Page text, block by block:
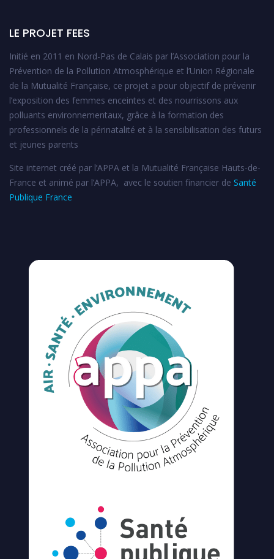
LE PROJET FEES
Initié en 2011 en Nord-Pas de Calais par l’Association pour la
Prévention de la Pollution Atmosphérique et l’Union Régionale
de la Mutualité Française, ce projet a pour objectif de prévenir
l’exposition des femmes enceintes et des nourrissons aux
polluants environnementaux, grâce à la formation des
professionnels de la périnatalité et à la sensibilisation des futurs
et jeunes parents
Site internet créé par l’APPA et la Mutualité Française Hauts-de-
France et animé par l’APPA, avec le soutien financier de Santé
Publique France